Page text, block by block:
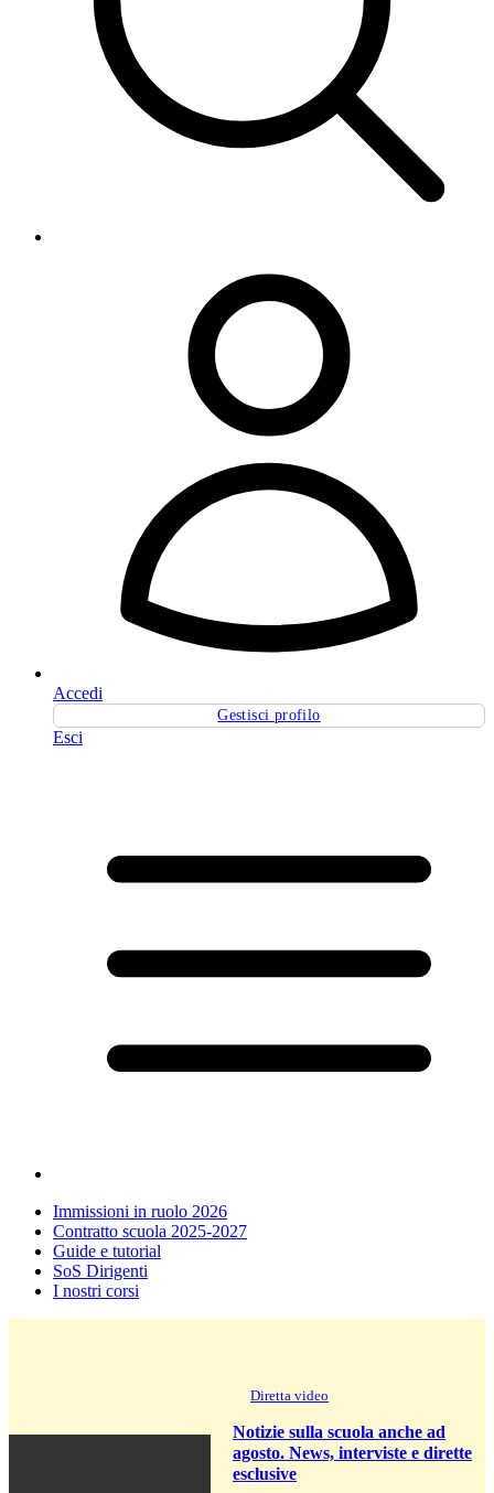
Accedi
Gestisci profilo
Esci
Immissioni in ruolo 2026
Contratto scuola 2025-2027
Guide e tutorial
SoS Dirigenti
I nostri corsi
Diretta video
Notizie sulla scuola anche ad
agosto. News, interviste e dirette
esclusive